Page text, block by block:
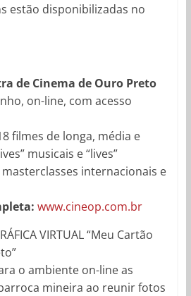
estão disponibilizadas no
de Cinema de Ouro Preto
on-line, com acesso
filmes de longa, média e
musicais e “lives”
internacionais e
www.cineop.com.br
VIRTUAL “Meu Cartão
o ambiente on-line as
mineira ao reunir fotos